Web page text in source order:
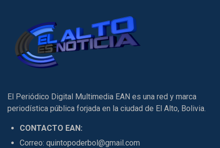
El Periódico Digital Multimedia EAN es una red y marca
periodística pública forjada en la ciudad de El Alto, Bolivia.
CONTACTO EAN:
Correo: quintopoderbol@gmail.com